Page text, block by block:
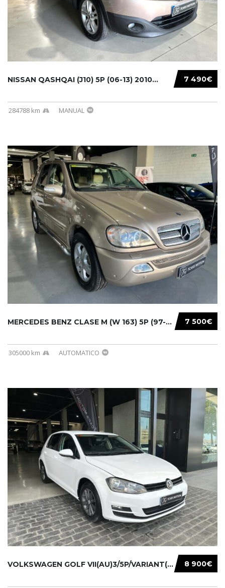
7 490€
NISSAN QASHQAI (J10) 5P (06-13) 2010...
284788 km MANUAL
7 500€
MERCEDES BENZ CLASE M (W 163) 5P (97-05) 200...
305000 km AUTOMATICO
8 900€
VOLKSWAGEN GOLF VII(AU)3/5P/VARIANT(12-16 20...